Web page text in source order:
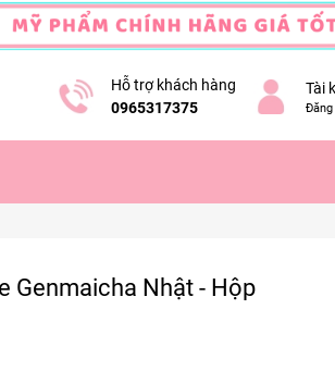
Hỗ trợ khách hàng
0965317375
Tài
Đăng
Genmaicha Nhật - Hộp